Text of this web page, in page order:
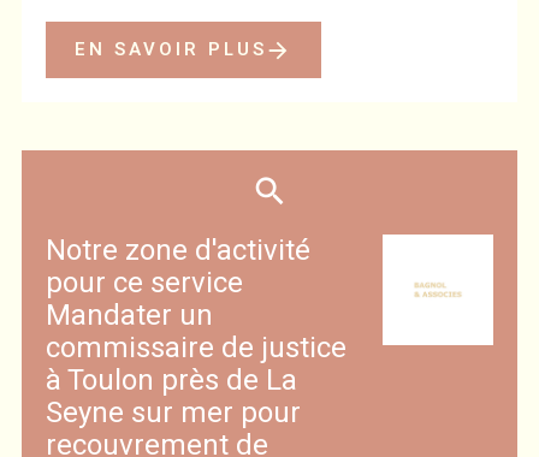
EN SAVOIR PLUS
Notre zone d'activité
pour ce service
Mandater un
commissaire de justice
à Toulon près de La
Seyne sur mer pour
recouvrement de